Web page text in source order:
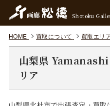
Shotoku
HOME 買取について 買取エリ
山梨県 Yamanashi
リア